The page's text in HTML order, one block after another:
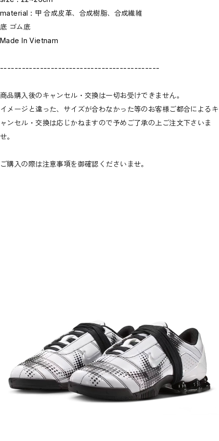
material : 甲 合成皮革、合成樹脂、合成繊維
底 ゴム底
Made In Vietnam
--------------------------------------------
商品購入後のキャンセル・交換は一切お受けできません。
イメージと違った、サイズが合わなかった等のお客様ご都合によるキ
ャンセル・交換は応じかねますので予めご了承の上ご注文下さいま
せ。
ご購入の際は注意事項を御確認くださいませ。